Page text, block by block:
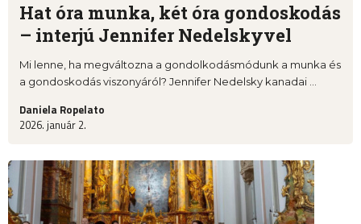
Hat óra munka, két óra gondoskodás
– interjú Jennifer Nedelskyvel
Mi lenne, ha megváltozna a gondolkodásmódunk a munka és
a gondoskodás viszonyáról? Jennifer Nedelsky kanadai ...
Daniela Ropelato
2026. január 2.